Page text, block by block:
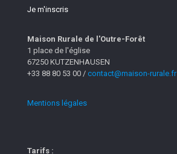
Je m'inscris
Maison Rurale de l'Outre-Forêt
1 place de l'église
67250 KUTZENHAUSEN
+33 88 80 53 00 / contact@maison-rurale.fr
Mentions légales
Tarifs :